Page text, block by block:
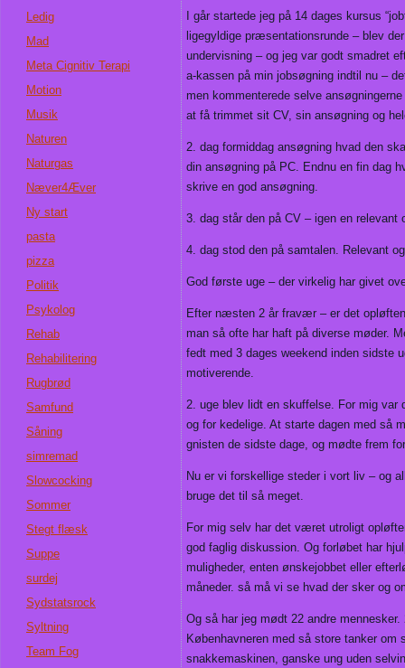
Ledig
Mad
Meta Cignitiv Terapi
Motion
Musik
Naturen
Naturgas
Næver4Æver
Ny start
pasta
pizza
Politik
Psykolog
Rehab
Rehabilitering
Rugbrød
Samfund
Såning
simremad
Slowcocking
Sommer
Stegt flæsk
Suppe
surdej
Sydstatsrock
Syltning
Team Fog
I går startede jeg på 14 dages kursus
ligegyldige præsentationsrunde – blev
undervisning – og jeg var godt smadret
a-kassen på min jobsøgning indtil nu –
men kommenterede selve
at få trimmet sit CV, sin ansøgning og
2. dag formiddag ansøgning hvad den
din ansøgning på PC. Endnu en fin dag
skrive en god ansøgning.
3. dag står den på CV – igen en relevant
4. dag stod den på samtalen. Relevant
God første uge – der virkelig har givet
Efter næsten 2 år fravær – er det
man så ofte har haft på diverse møder.
fedt med 3 dages weekend inden
motiverende.
2. uge blev lidt en skuffelse. For mig var
og for kedelige. At starte dagen med så
gnisten de sidste dage, og mødte frem
Nu er vi forskellige steder i vort liv – og
bruge det til så meget.
For mig selv har det været utroligt
god faglig diskussion. Og forløbet har
muligheder, enten ønskejobbet eller
måneder. så må vi se hvad der sker og
Og så har jeg mødt 22 andre
Københavneren med så store tanker
snakkemaskinen, ganske ung uden